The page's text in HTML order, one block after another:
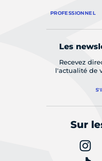
PROFESSIONNEL
Les
Recevez
l'actualité de
Sur